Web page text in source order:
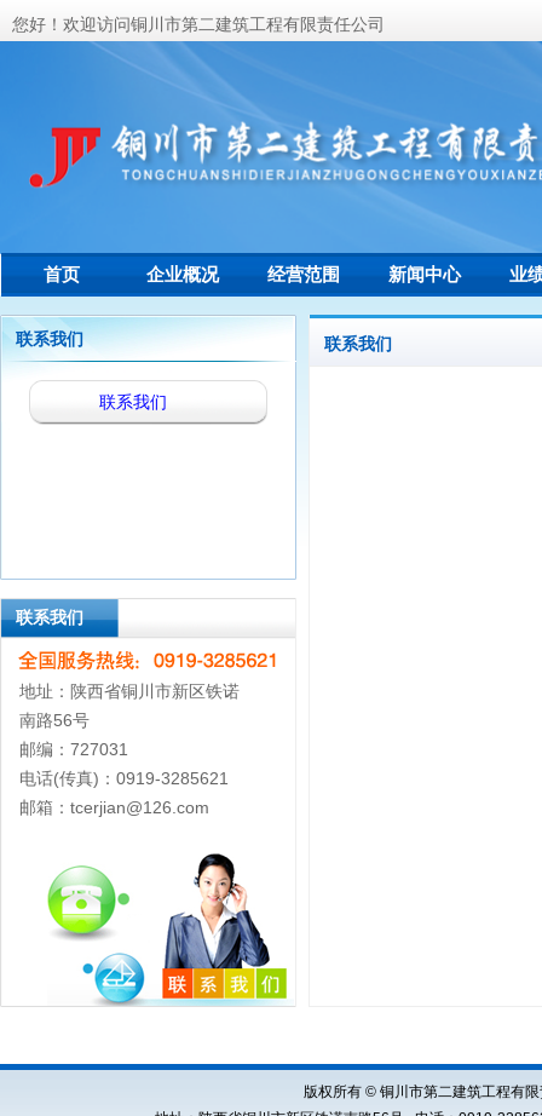
首页 企业概况 经营范围 新闻中心 业
您好！欢迎访问铜川市第二建筑工程有限责任公司
联系我们
联系我们
联系我们
地址：陕西省铜川市新区铁诺
南路56号
邮编：727031
电话(传真)：0919-3285621
邮箱：tcerjian@126.com
联系我们
联系我们
版权所有 © 铜川市第二建筑工程有